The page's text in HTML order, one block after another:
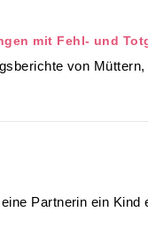
mit Fehl- und
von
Partnerin ein Kind